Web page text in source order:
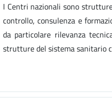
I Centri nazionali sono
controllo, consulenza e
da particolare rilevanza
strutture del sistema sanitario